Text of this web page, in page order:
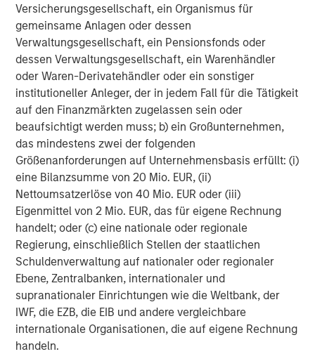
Versicherungsgesellschaft, ein Organismus für
gemeinsame Anlagen oder dessen
Verwaltungsgesellschaft, ein Pensionsfonds oder
dessen Verwaltungsgesellschaft, ein Warenhändler
oder Waren-Derivatehändler oder ein sonstiger
institutioneller Anleger, der in jedem Fall für die Tätigkeit
auf den Finanzmärkten zugelassen sein oder
beaufsichtigt werden muss; b) ein Großunternehmen,
das mindestens zwei der folgenden
Größenanforderungen auf Unternehmensbasis erfüllt: (i)
eine Bilanzsumme von 20 Mio. EUR, (ii)
Nettoumsatzerlöse von 40 Mio. EUR oder (iii)
Eigenmittel von 2 Mio. EUR, das für eigene Rechnung
handelt; oder (c) eine nationale oder regionale
Regierung, einschließlich Stellen der staatlichen
Schuldenverwaltung auf nationaler oder regionaler
Ebene, Zentralbanken, internationaler und
supranationaler Einrichtungen wie die Weltbank, der
IWF, die EZB, die EIB und andere vergleichbare
internationale Organisationen, die auf eigene Rechnung
handeln.
David N. Miller
Managing Director
Aaron Sack
Managing Director
Adam Shaw
Managing Director